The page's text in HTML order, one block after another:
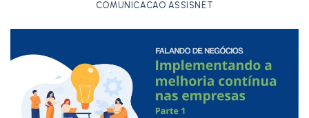
COMUNICACAO ASSISNET